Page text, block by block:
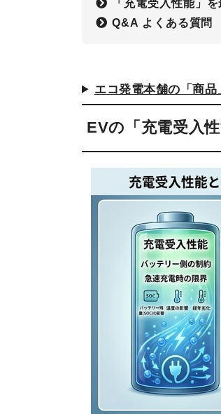
「充電受入性能」
Q&A よくある質問
エコ発電本舗の「商
EVの「充電受入